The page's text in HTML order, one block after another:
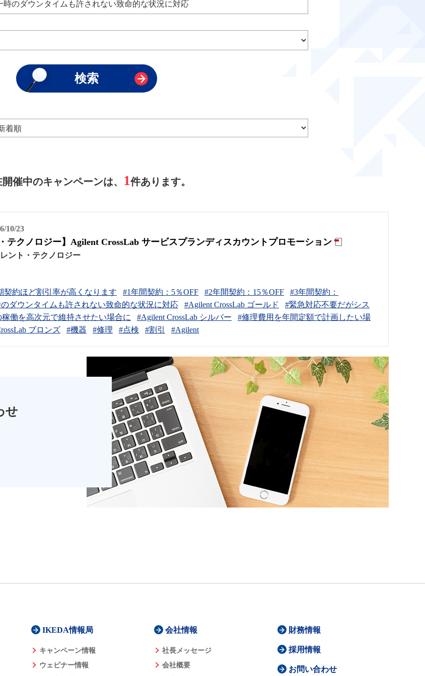
催中のキャンペーンは、 1件あります。
10/23
テクノロジー】Agilent CrossLab サービスプランディスカウントプロモーション
ント・テクノロジー
契約ほど割引率が高くなります #1年間契約：5％OFF #2年間契約：15％OFF
#3年間契約：
ダウンタイムも許されない致命的な状況に対応 #Agilent CrossLab ゴールド
#緊急対応不要だがシス
働を高次元で維持させたい場合に #Agilent CrossLab シルバー
#修理費用を年間定額で計画したい場
ブロンズ #機器 #修理 #点検 #割引 #Agilent
せ
IKEDA情報局
キャンペーン情報
ウェビナー情報
会社情報
社長メッセージ
会社概要
財務情報
採用情報
お問い合わせ